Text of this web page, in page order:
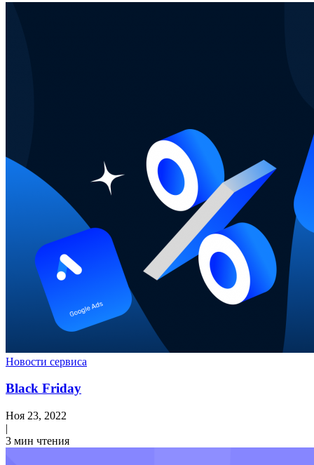
Новости сервиса
Black Friday
Ноя 23, 2022
|
3 мин чтения